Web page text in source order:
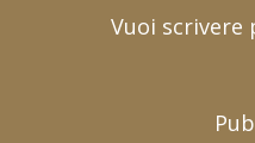
Vuoi scrivere